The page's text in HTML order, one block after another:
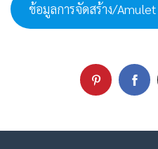
ข้อมูลการจัดสร้าง/